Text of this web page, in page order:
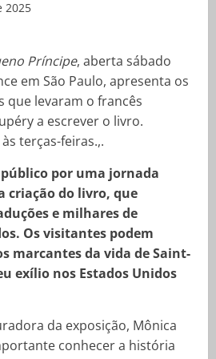
2025
Príncipe, aberta sábado
em São Paulo, apresenta os
que levaram o francês
a escrever o livro.
terças-feiras.,.
por uma jornada
criação do livro, que
e milhares de
Os visitantes podem
marcantes da vida de Saint-
exílio nos Estados Unidos
da exposição, Mônica
conhecer a história